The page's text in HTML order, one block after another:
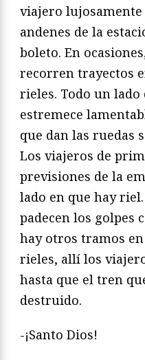
viajero lujosamente
andenes de la
boleto. En
recorren trayectos
rieles. Todo un lado
estremece
que dan las ruedas
Los viajeros de
previsiones de la
lado en que hay
padecen los golpes
hay otros tramos
rieles, allí los
hasta que el tren
destruido.
-¡Santo Dios!